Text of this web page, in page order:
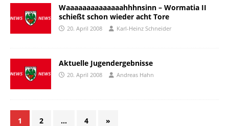
Waaaaaaaaaaaaaahhhnsinn – Wormatia II
schießt schon wieder acht Tore
20. April 2008 Karl-Heinz Schneider
Aktuelle Jugendergebnisse
20. April 2008 Andreas Hahn
1 2 … 4 »